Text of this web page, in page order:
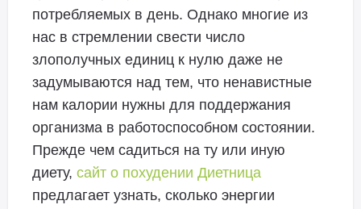
потребляемых в день. Однако многие из
нас в стремлении свести число
злополучных единиц к нулю даже не
задумываются над тем, что ненавистные
нам калории нужны для поддержания
организма в работоспособном состоянии.
Прежде чем садиться на ту или иную
диету, сайт о похудении Диетница
предлагает узнать, сколько энергии